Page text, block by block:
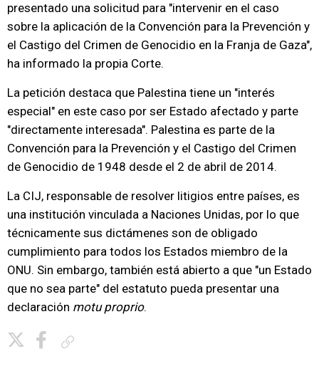
presentado una solicitud para "intervenir en el caso
sobre la aplicación de la Convención para la Prevención y
el Castigo del Crimen de Genocidio en la Franja de Gaza",
ha informado la propia Corte.
La petición destaca que Palestina tiene un "interés
especial" en este caso por ser Estado afectado y parte
"directamente interesada". Palestina es parte de la
Convención para la Prevención y el Castigo del Crimen
de Genocidio de 1948 desde el 2 de abril de 2014.
La CIJ, responsable de resolver litigios entre países, es
una institución vinculada a Naciones Unidas, por lo que
técnicamente sus dictámenes son de obligado
cumplimiento para todos los Estados miembro de la
ONU. Sin embargo, también está abierto a que "un Estado
que no sea parte" del estatuto pueda presentar una
declaración motu proprio.